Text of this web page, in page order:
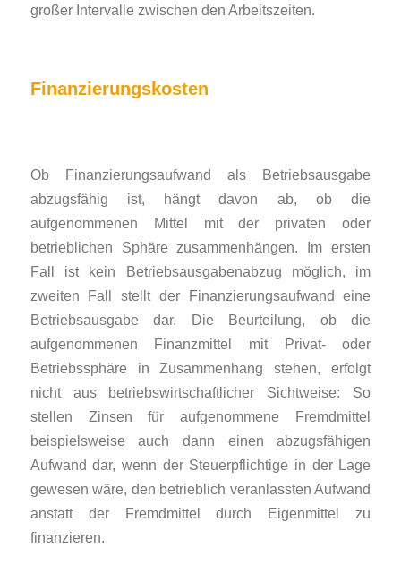
großer Intervalle zwischen den Arbeitszeiten.
Finanzierungskosten
Ob Finanzierungsaufwand als Betriebsausgabe
abzugsfähig ist, hängt davon ab, ob die
aufgenommenen Mittel mit der privaten oder
betrieblichen Sphäre zusammenhängen. Im ersten
Fall ist kein Betriebsausgabenabzug möglich, im
zweiten Fall stellt der Finanzierungsaufwand eine
Betriebsausgabe dar. Die Beurteilung, ob die
aufgenommenen Finanzmittel mit Privat- oder
Betriebssphäre in Zusammenhang stehen, erfolgt
nicht aus betriebswirtschaftlicher Sichtweise: So
stellen Zinsen für aufgenommene Fremdmittel
beispielsweise auch dann einen abzugsfähigen
Aufwand dar, wenn der Steuerpflichtige in der Lage
gewesen wäre, den betrieblich veranlassten Aufwand
anstatt der Fremdmittel durch Eigenmittel zu
finanzieren.